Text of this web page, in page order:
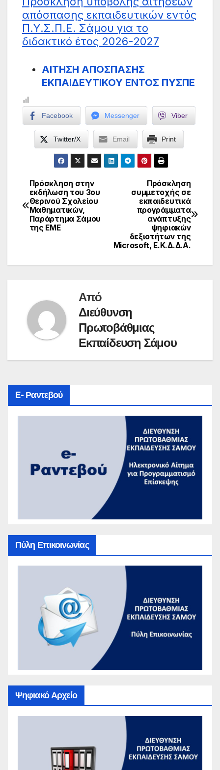
απόσπασης εκπαιδευτικών εντός
Π.Υ.Σ.Π.Ε. Σάμου για το
διδακτικό έτος 2026-2027
ΑΙΤΗΣΗ ΑΠΟΣΠΑΣΗΣ
ΕΚΠΑΙΔΕΥΤΙΚΟΥ ΕΝΤΟΣ ΠΥΣΠΕ
Facebook Messenger Viber
Twitter/X Email Print
Πλοήγηση
άρθρων
Πρόσκληση
συμμετοχής σε
εκπαιδευτικά
προγράμματα
ανάπτυξης
ψηφιακών
δεξιοτήτων της
Microsoft, Ε.Κ.Δ.Δ.Α.
Πρόσκληση στην
εκδήλωση του 3ου
Θερινού Σχολείου
Μαθηματικών,
Παράρτημα Σάμου
της ΕΜΕ
Από
Διεύθυνση
Πρωτοβάθμιας
Εκπαίδευση Σάμου
E- Ραντεβού
Πύλη Επικοινωνίας
Ψηφιακό Αρχείο